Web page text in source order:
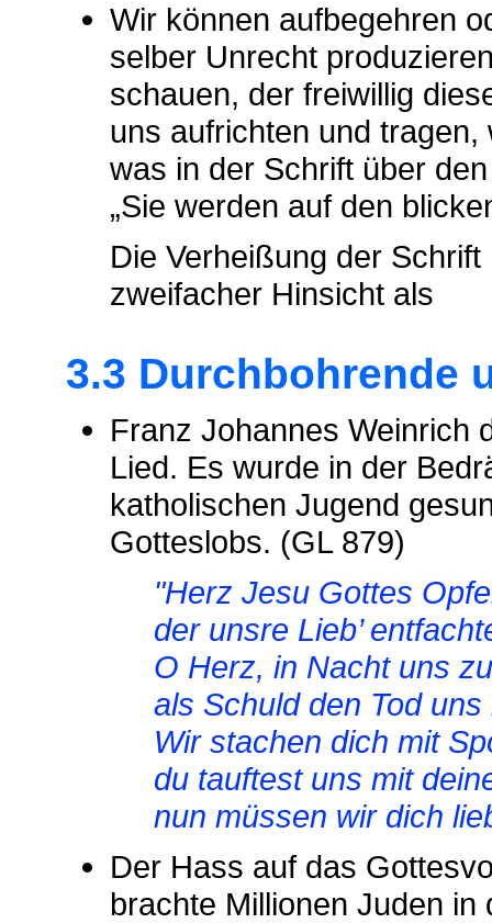
Wir können aufbegehren
selber Unrecht
schauen, der freiwillig
uns aufrichten und
was in der Schrift über
„Sie werden auf den
Die Verheißung der
zweifacher Hinsicht als
3.3 Durchbohrende
Franz Johannes Weinrich
Lied. Es wurde in der
katholischen Jugend
Gotteslobs. (GL 879)
"Herz Jesu Gottes
der unsre Lieb’
O Herz, in Nacht uns
als Schuld den Tod
Wir stachen dich mit
du tauftest uns mit
nun müssen wir dich
Der Hass auf das
brachte Millionen Juden in